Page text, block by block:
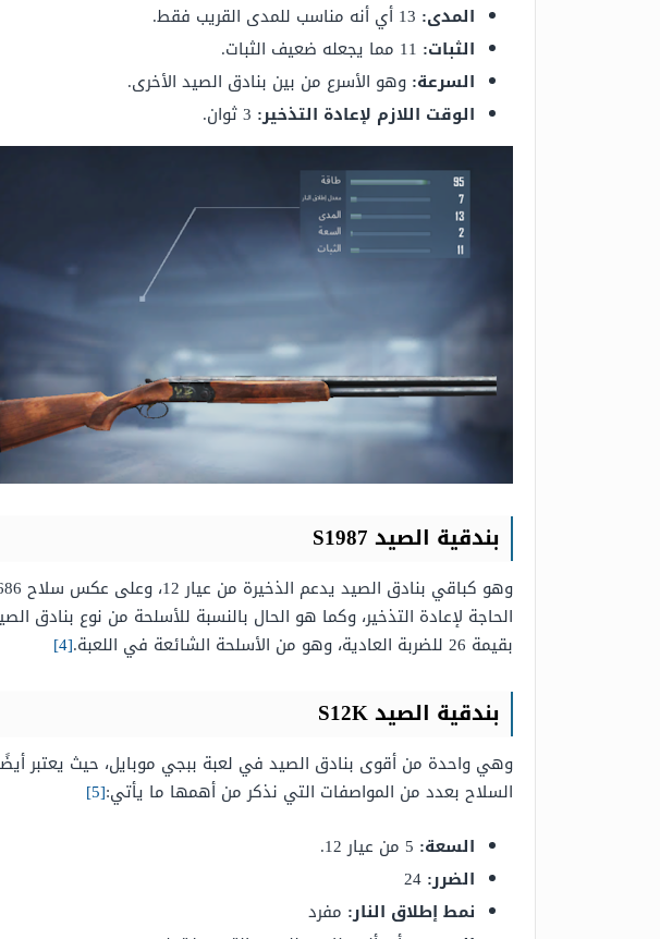
المدى:
الثبات:
السرعة: وهو الأسرع من بين بنادق الصيد الأخرى.
الوقت اللازم لإعادة التذخير:
بندقية الصيد S1987
الحاجة لإعادة التذخير، وكما هو الحال بالنسبة للأسلحة من نوع
بقيمة 26 للضربة العادية، وهو من الأسلحة الشائعة في اللعبة.
[4]
بندقية الصيد S12K
وهي واحدة من أقوى بنادق الصيد في لعبة ببجي موبايل، حيث يعتبر
السلاح بعدد من المواصفات التي نذكر من أهمها ما يأتي:[5]
السعة:
الضرر:
نمط إطلاق النار: مفرد